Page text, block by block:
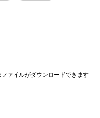
ァイルがダウンロードできます